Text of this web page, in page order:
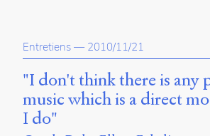
Entretiens — 2010/11/21
"I don't think there is any
music which is a direct
I do"